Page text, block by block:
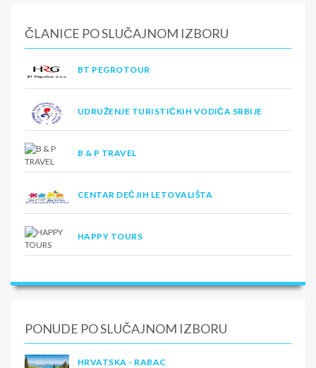
ČLANICE PO SLUČAJNOM IZBORU
BT PEGROTOUR
UDRUŽENJE TURISTIČKIH VODIČA SRBIJE
B & P TRAVEL
CENTAR DEČJIH LETOVALIŠTA
HAPPY TOURS
PONUDE PO SLUČAJNOM IZBORU
HRVATSKA - RABAC